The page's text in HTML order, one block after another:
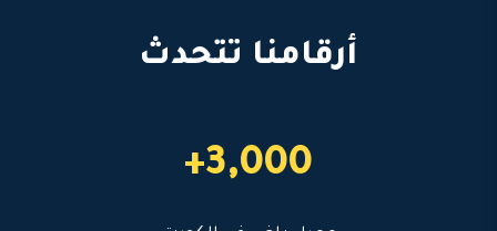
أرقامنا تتحدث
3,000+